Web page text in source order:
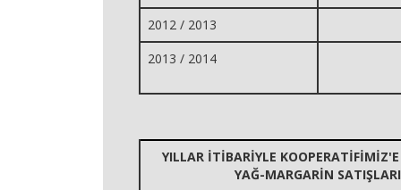
2012 / 2013
2013 / 2014
YILLAR İTİBARİYLE
YAĞ-MARGARİN SATIŞLARI